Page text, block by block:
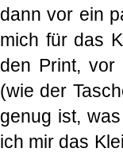
dann vor ein
mich für das
den Print, vor
(wie der
genug ist,
ich mir das